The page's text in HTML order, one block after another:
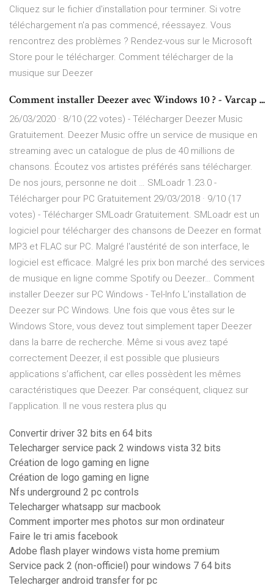
Cliquez sur le fichier d'installation pour terminer. Si votre
téléchargement n'a pas commencé, réessayez. Vous
rencontrez des problèmes ? Rendez-vous sur le Microsoft
Store pour le télécharger. Comment télécharger de la
musique sur Deezer
Comment installer Deezer avec Windows 10 ? - Varcap ...
26/03/2020 · 8/10 (22 votes) - Télécharger Deezer Music
Gratuitement. Deezer Music offre un service de musique en
streaming avec un catalogue de plus de 40 millions de
chansons. Écoutez vos artistes préférés sans télécharger.
De nos jours, personne ne doit … SMLoadr 1.23.0 -
Télécharger pour PC Gratuitement 29/03/2018 · 9/10 (17
votes) - Télécharger SMLoadr Gratuitement. SMLoadr est un
logiciel pour télécharger des chansons de Deezer en format
MP3 et FLAC sur PC. Malgré l'austérité de son interface, le
logiciel est efficace. Malgré les prix bon marché des services
de musique en ligne comme Spotify ou Deezer… Comment
installer Deezer sur PC Windows - Tel-Info L’installation de
Deezer sur PC Windows. Une fois que vous êtes sur le
Windows Store, vous devez tout simplement taper Deezer
dans la barre de recherche. Même si vous avez tapé
correctement Deezer, il est possible que plusieurs
applications s’affichent, car elles possèdent les mêmes
caractéristiques que Deezer. Par conséquent, cliquez sur
l’application. Il ne vous restera plus qu
Convertir driver 32 bits en 64 bits
Telecharger service pack 2 windows vista 32 bits
Création de logo gaming en ligne
Création de logo gaming en ligne
Nfs underground 2 pc controls
Telecharger whatsapp sur macbook
Comment importer mes photos sur mon ordinateur
Faire le tri amis facebook
Adobe flash player windows vista home premium
Service pack 2 (non-officiel) pour windows 7 64 bits
Telecharger android transfer for pc